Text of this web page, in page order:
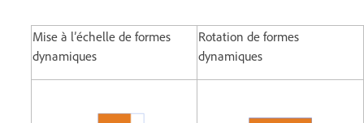
Mise à l’échelle de formes
dynamiques
Rotation de formes
dynamiques